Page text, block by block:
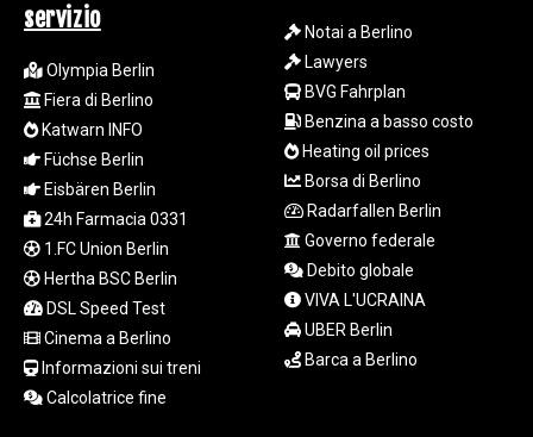
KWD 0.356717
KYD 0.962823
KZT 541.490267
LAK
26085.892065
LBP
103461.84386
LKR 387.534794
LRD 208.545127
LTL 3.411914
LVL 0.698955
LYD 7.349191
MAD 10.76839
servizio
Olympia Berlin
Fiera di Berlino
Katwarn INFO
Füchse Berlin
Eisbären Berlin
24h Farmacia 0331
1.FC Union Berlin
Hertha BSC Berlin
DSL Speed Test
Cinema a Berlino
Informazioni sui treni
Calcolatrice fine
Notai a Berlino
Lawyers
BVG Fahrplan
Benzina a basso costo
Heating oil prices
Borsa di Berlino
Radarfallen Berlin
Governo federale
Debito globale
VIVA L'UCRAINA
UBER Berlin
Barca a Berlino